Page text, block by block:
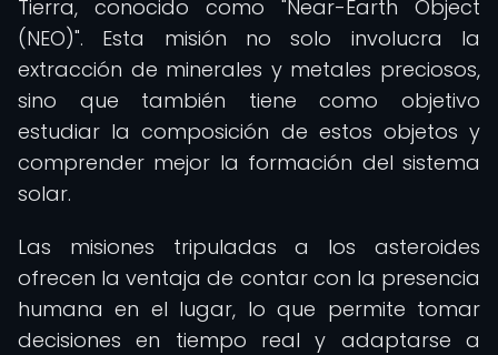
Tierra, conocido como "Near-Earth Object
(NEO)". Esta misión no solo involucra la
extracción de minerales y metales preciosos,
sino que también tiene como objetivo
estudiar la composición de estos objetos y
comprender mejor la formación del sistema
solar.
Las misiones tripuladas a los asteroides
ofrecen la ventaja de contar con la presencia
humana en el lugar, lo que permite tomar
decisiones en tiempo real y adaptarse a